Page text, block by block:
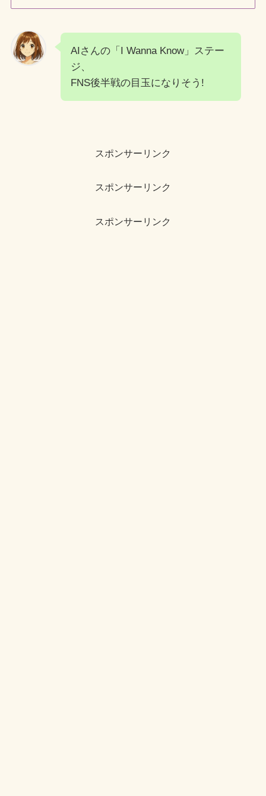
AIさんの「I Wanna Know」ステー
ジ、
FNS後半戦の目玉になりそう!
スポンサーリンク
スポンサーリンク
スポンサーリンク